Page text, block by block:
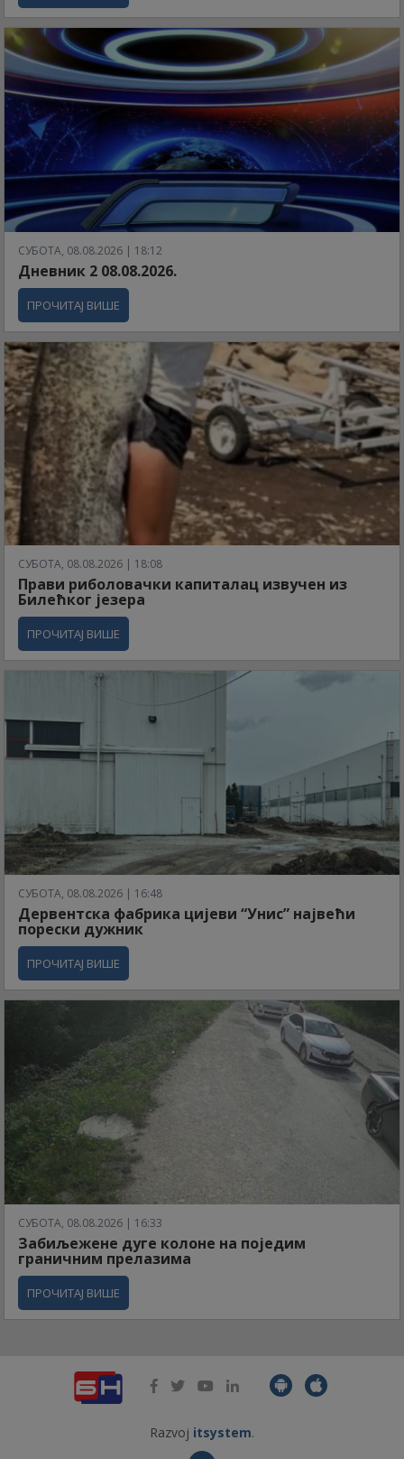
СУБОТА, 08.08.2026 | 18:12
Дневник 2 08.08.2026.
ПРОЧИТАЈ ВИШЕ
СУБОТА, 08.08.2026 | 18:08
Прави риболовачки капиталац извучен из
Билећког језера
ПРОЧИТАЈ ВИШЕ
СУБОТА, 08.08.2026 | 16:48
Дервентска фабрика цијеви “Унис” највећи
порески дужник
ПРОЧИТАЈ ВИШЕ
СУБОТА, 08.08.2026 | 16:33
Забиљежене дуге колоне на поједим
граничним прелазима
ПРОЧИТАЈ ВИШЕ
Razvoj itsystem.